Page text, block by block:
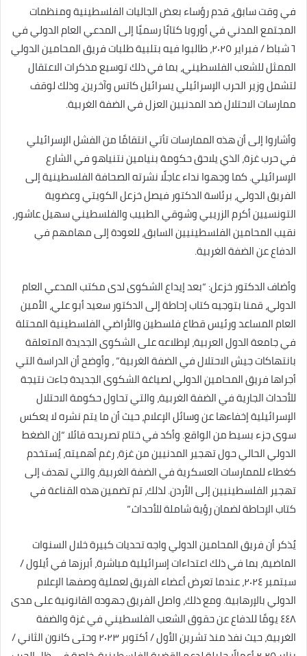
في وقت سابق، قدم رؤساء بعض الجاليات الفلسطينية ومنظمات
المجتمع المدني في أوروبا كتابًا رسميًا إلى المدعي العام الدولي في
٦ شباط / فبراير ٢٠٢٥، طالبوا فيه بتلبية طلبات فريق المحامين الدولي
الممثل للشعب الفلسطيني، بما في ذلك توسيع مذكرات الاعتقال
لتشمل وزير الحرب الإسرائيلي يسرائيل كاتس وآخرين، وذلك لوقف
ممارسات الاحتلال ضد المدنيين العزل في الضفة الغربية.
وأشاروا إلى أن هذه الممارسات تأتي انتقامًا من الفشل الإسرائيلي
في حرب غزة، الذي يلاحق حكومة بنيامين نتنياهو في الشارع
الإسرائيلي. كما وجهوا نداء عاجلًا نشرته الصحافة الفلسطينية إلى
الفريق الدولي، برئاسة الدكتور فيصل خزعل الكويتي وعضوية
التونسيين أكرم الزريبي وشوقي الطبيب والفلسطيني سهيل عاشور،
نقيب المحامين الفلسطينيين السابق، للعودة إلى مهامهم في
الدفاع عن الضفة الغربية.
وأضاف الدكتور خزعل: “بعد إيداع الشكوى لدى مكتب المدعي العام
الدولي، قمنا بتوجيه كتاب إحاطة إلى الدكتور سعيد أبو علي، الأمين
العام المساعد ورئيس قطاع فلسطين والأراضي الفلسطينية المحتلة
في جامعة الدول العربية، لإطلاعه على الشكوى الجديدة المتعلقة
بانتهاكات جيش الاحتلال في الضفة الغربية” ، وأوضح أن الدراسة التي
أجراها فريق المحامين الدولي لصياغة الشكوى الجديدة جاءت نتيجة
للأحداث الجارية في الضفة الغربية، والتي تحاول حكومة الاحتلال
الإسرائيلية إخفاءها عن وسائل الإعلام، حيث أن ما يتم نشره لا يعكس
سوى جزء بسيط من الواقع. وأكد في ختام تصريحه قائلا “إن الضغط
الدولي الحالي حول تهجير المدنيين من غزة، رغم أهميته، يُستخدم
كغطاء للممارسات العسكرية في الضفة الغربية، والتي تهدف إلى
تهجير الفلسطينيين إلى الأردن. لذلك، تم تضمين هذه القناعة في
كتاب الإحاطة لضمان رؤية شاملة للأحداث.”
يُذكر أن فريق المحامين الدولي واجه تحديات كبيرة خلال السنوات
الماضية، بما في ذلك اعتداءات إسرائيلية مباشرة، أبرزها في أيلول /
سبتمبر ٢٠٢٤، عندما تعرض أعضاء الفريق لعملية وصفها الإعلام
الدولي بالإرهابية. ومع ذلك، واصل الفريق جهوده القانونية على مدى
٤٤٨ يومًا للدفاع عن حقوق الشعب الفلسطيني في غزة والضفة
الغربية، حيث نفذ منذ تشرين الأول / أكتوبر ٢٠٢٣ وحتى كانون الثاني /